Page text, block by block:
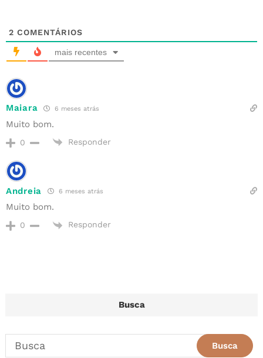
2 COMENTÁRIOS
mais recentes
Maiara 6 meses atrás
Muito bom.
0 Responder
Andreia 6 meses atrás
Muito bom.
0 Responder
Busca